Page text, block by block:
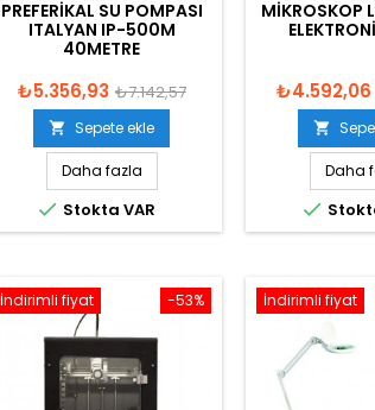
PREFERIKAL SU POMPASI
ITALYAN IP-500M
40METRE
₺5.356,93 ₺7.142,57
 Sepete ekle
Daha fazla
 Stokta VAR
MIKROSKOP
₺4.592,06

Daha

-53%
İndirimli fiyat İndirimli fiyat